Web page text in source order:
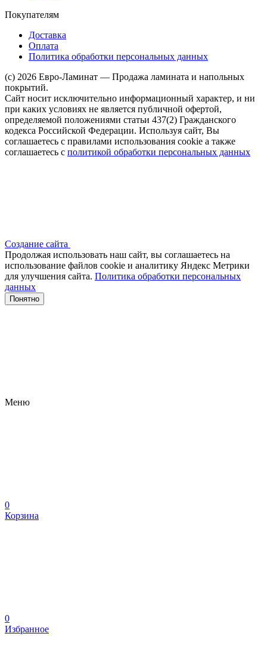
Покупателям
Доставка
Оплата
Политика обработки персональных данных
(c) 2026 Евро-Ламинат — Продажа ламината и напольных
покрытий.
Сайт носит исключительно информационный характер, и ни
при каких условиях не является публичной офертой,
определяемой положениями статьи 437(2) Гражданского
кодекса Российской Федерации. Используя сайт, Вы
соглашаетесь с правилами использования cookie а также
соглашаетесь с политикой обработки персональных данных
Создание сайта
Продолжая использовать наш сайт, вы соглашаетесь на
использование файлов сооkіе и аналитику Яндекс Метрики
для улучшения сайта. Политика обработки персональных
данных
Понятно
Меню
0
Корзина
0
Избранное